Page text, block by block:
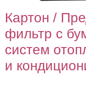
Картон /
фильтр с
систем
и